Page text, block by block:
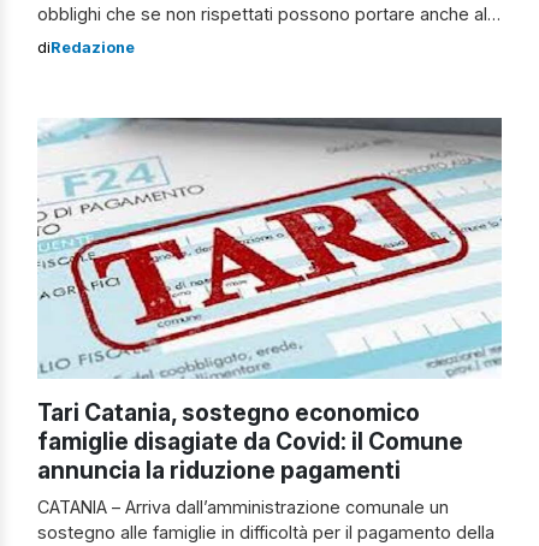
obblighi che se non rispettati possono portare anche alla
decadenza del Reddito di cittadinanza. Entro il 31 gennaio
diRedazione
Tari Catania, sostegno economico
famiglie disagiate da Covid: il Comune
annuncia la riduzione pagamenti
CATANIA – Arriva dall’amministrazione comunale un
sostegno alle famiglie in difficoltà per il pagamento della